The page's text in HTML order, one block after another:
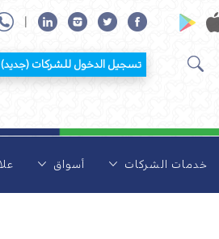
تسجيل الدخول للشركات (جديد)
خدمات الشركات أسواق